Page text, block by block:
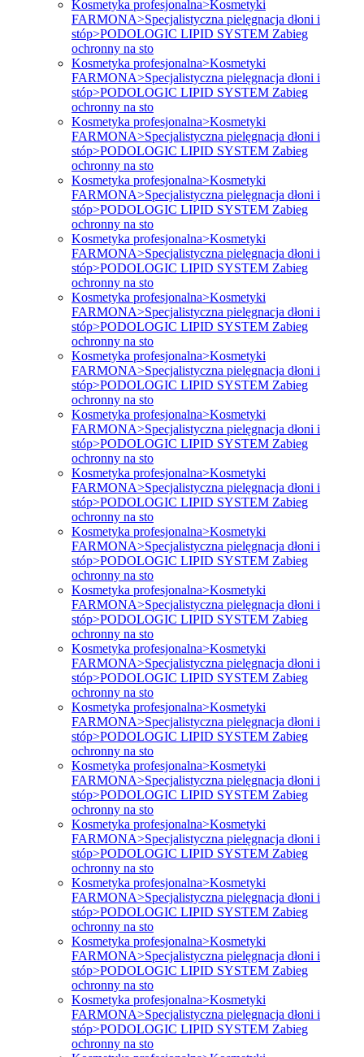
Kosmetyka profesjonalna>Kosmetyki
FARMONA>Specjalistyczna pielęgnacja dłoni i
stóp>PODOLOGIC LIPID SYSTEM Zabieg
ochronny na sto
Kosmetyka profesjonalna>Kosmetyki
FARMONA>Specjalistyczna pielęgnacja dłoni i
stóp>PODOLOGIC LIPID SYSTEM Zabieg
ochronny na sto
Kosmetyka profesjonalna>Kosmetyki
FARMONA>Specjalistyczna pielęgnacja dłoni i
stóp>PODOLOGIC LIPID SYSTEM Zabieg
ochronny na sto
Kosmetyka profesjonalna>Kosmetyki
FARMONA>Specjalistyczna pielęgnacja dłoni i
stóp>PODOLOGIC LIPID SYSTEM Zabieg
ochronny na sto
Kosmetyka profesjonalna>Kosmetyki
FARMONA>Specjalistyczna pielęgnacja dłoni i
stóp>PODOLOGIC LIPID SYSTEM Zabieg
ochronny na sto
Kosmetyka profesjonalna>Kosmetyki
FARMONA>Specjalistyczna pielęgnacja dłoni i
stóp>PODOLOGIC LIPID SYSTEM Zabieg
ochronny na sto
Kosmetyka profesjonalna>Kosmetyki
FARMONA>Specjalistyczna pielęgnacja dłoni i
stóp>PODOLOGIC LIPID SYSTEM Zabieg
ochronny na sto
Kosmetyka profesjonalna>Kosmetyki
FARMONA>Specjalistyczna pielęgnacja dłoni i
stóp>PODOLOGIC LIPID SYSTEM Zabieg
ochronny na sto
Kosmetyka profesjonalna>Kosmetyki
FARMONA>Specjalistyczna pielęgnacja dłoni i
stóp>PODOLOGIC LIPID SYSTEM Zabieg
ochronny na sto
Kosmetyka profesjonalna>Kosmetyki
FARMONA>Specjalistyczna pielęgnacja dłoni i
stóp>PODOLOGIC LIPID SYSTEM Zabieg
ochronny na sto
Kosmetyka profesjonalna>Kosmetyki
FARMONA>Specjalistyczna pielęgnacja dłoni i
stóp>PODOLOGIC LIPID SYSTEM Zabieg
ochronny na sto
Kosmetyka profesjonalna>Kosmetyki
FARMONA>Specjalistyczna pielęgnacja dłoni i
stóp>PODOLOGIC LIPID SYSTEM Zabieg
ochronny na sto
Kosmetyka profesjonalna>Kosmetyki
FARMONA>Specjalistyczna pielęgnacja dłoni i
stóp>PODOLOGIC LIPID SYSTEM Zabieg
ochronny na sto
Kosmetyka profesjonalna>Kosmetyki
FARMONA>Specjalistyczna pielęgnacja dłoni i
stóp>PODOLOGIC LIPID SYSTEM Zabieg
ochronny na sto
Kosmetyka profesjonalna>Kosmetyki
FARMONA>Specjalistyczna pielęgnacja dłoni i
stóp>PODOLOGIC LIPID SYSTEM Zabieg
ochronny na sto
Kosmetyka profesjonalna>Kosmetyki
FARMONA>Specjalistyczna pielęgnacja dłoni i
stóp>PODOLOGIC LIPID SYSTEM Zabieg
ochronny na sto
Kosmetyka profesjonalna>Kosmetyki
FARMONA>Specjalistyczna pielęgnacja dłoni i
stóp>PODOLOGIC LIPID SYSTEM Zabieg
ochronny na sto
Kosmetyka profesjonalna>Kosmetyki
FARMONA>Specjalistyczna pielęgnacja dłoni i
stóp>PODOLOGIC LIPID SYSTEM Zabieg
ochronny na sto